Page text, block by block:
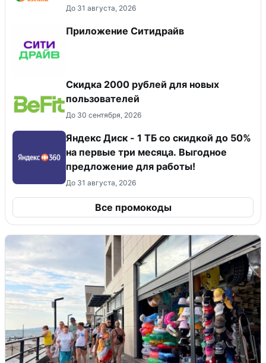
До 31 августа, 2026
Приложение Ситидрайв
​Скидка 2000 рублей для новых
пользователей
До 30 сентября, 2026
Яндекс Диск - 1 ТБ со скидкой до 50%
на первые три месяца. Выгодное
предложение для работы!
До 31 августа, 2026
Все промокоды